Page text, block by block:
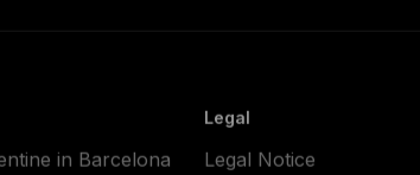
in Barcelona
Legal
Legal Notice